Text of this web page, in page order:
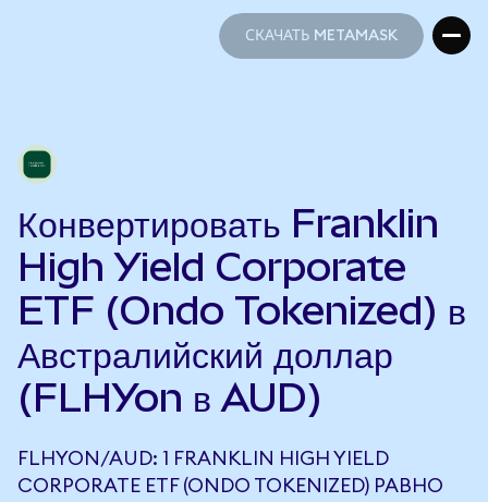
СКАЧАТЬ METAMASK
Конвертировать Franklin
High Yield Corporate
ETF (Ondo Tokenized) в
Австралийский доллар
(FLHYon в AUD)
FLHYON/AUD: 1 FRANKLIN HIGH YIELD
CORPORATE ETF (ONDO TOKENIZED) РАВНО